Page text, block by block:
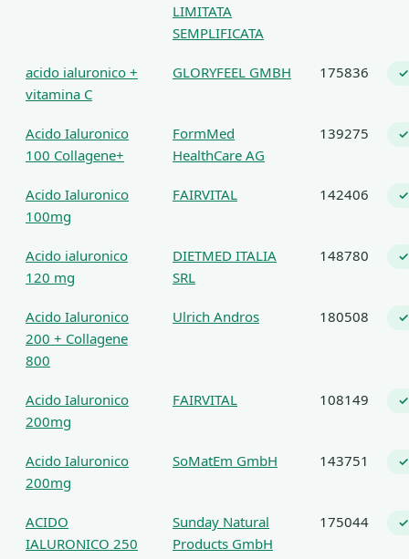
LIMITATA
SEMPLIFICATA
acido ialuronico +
vitamina C
GLORYFEEL GMBH 175836 ✓
Acido Ialuronico
100 Collagene+
FormMed
HealthCare AG
139275 ✓
Acido Ialuronico
100mg
FAIRVITAL 142406 ✓
Acido ialuronico
120 mg
DIETMED ITALIA
SRL
148780 ✓
Acido Ialuronico
200 + Collagene
800
Ulrich Andros 180508 ✓
Acido Ialuronico
200mg
FAIRVITAL 108149 ✓
Acido Ialuronico
200mg
SoMatEm GmbH 143751 ✓
ACIDO
IALURONICO 250
Sunday Natural
Products GmbH
175044 ✓